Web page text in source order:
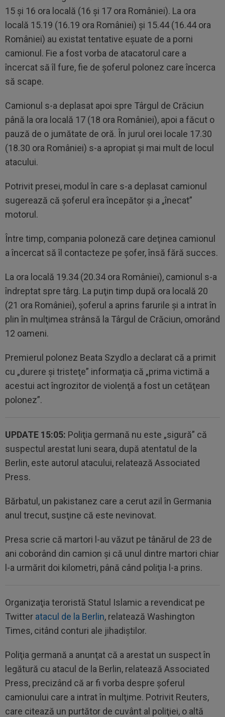
15 şi 16 ora locală (16 şi 17 ora României). La ora
locală 15.19 (16.19 ora României) şi 15.44 (16.44 ora
României) au existat tentative eşuate de a porni
camionul. Fie a fost vorba de atacatorul care a
încercat să îl fure, fie de şoferul polonez care încerca
să scape.
Camionul s-a deplasat apoi spre Târgul de Crăciun
până la ora locală 17 (18 ora României), apoi a făcut o
pauză de o jumătate de oră. În jurul orei locale 17.30
(18.30 ora României) s-a apropiat şi mai mult de locul
atacului.
Potrivit presei, modul în care s-a deplasat camionul
sugerează că şoferul era începător şi a „înecat”
motorul.
Între timp, compania poloneză care deţinea camionul
a încercat să îl contacteze pe şofer, însă fără succes.
La ora locală 19.34 (20.34 ora României), camionul s-a
îndreptat spre târg. La puţin timp după ora locală 20
(21 ora României), şoferul a aprins farurile şi a intrat în
plin în mulţimea strânsă la Târgul de Crăciun, omorând
12 oameni.
Premierul polonez Beata Szydlo a declarat că a primit
cu „durere şi tristeţe” informaţia că „prima victimă a
acestui act îngrozitor de violenţă a fost un cetăţean
polonez”.
UPDATE 15:05: Poliţia germană nu este „sigură” că
suspectul arestat luni seara, după atentatul de la
Berlin, este autorul atacului, relatează Associated
Press.
Bărbatul, un pakistanez care a cerut azil în Germania
anul trecut, susţine că este nevinovat.
Presa scrie că martori l-au văzut pe tânărul de 23 de
ani coborând din camion şi că unul dintre martori chiar
l-a urmărit doi kilometri, până când poliţia l-a prins.
Organizaţia teroristă Statul Islamic a revendicat pe
Twitter atacul de la Berlin, relatează Washington
Times, citând conturi ale jihadiştilor.
Poliţia germană a anunţat că a arestat un suspect în
legătură cu atacul de la Berlin, relatează Associated
Press, precizând că ar fi vorba despre şoferul
camionului care a intrat în mulţime. Potrivit Reuters,
care citează un purtător de cuvânt al poliţiei, o altă